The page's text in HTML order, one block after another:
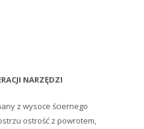
NARZĘDZI
z wysoce ściernego
ostrość z powrotem,